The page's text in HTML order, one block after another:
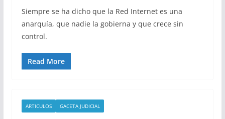
Siempre se ha dicho que la Red Internet es una
anarquía, que nadie la gobierna y que crece sin
control.
Read More
ARTICULOS GACETA JUDICIAL